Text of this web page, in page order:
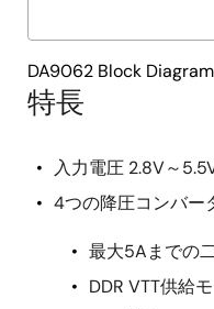
特長
入力電圧 2.8V～
4つの降圧コンバー
最大5Aまでの
DDR VTT供給
DA9062 Block Diagram